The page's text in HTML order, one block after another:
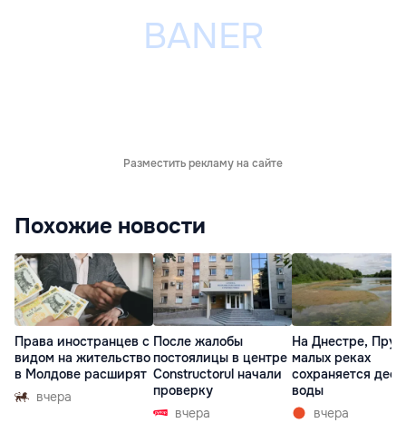
Разместить рекламу на сайте
Похожие новости
Права иностранцев с
видом на жительство
в Молдове расширят
вчера
После жалобы
постоялицы в центре
Constructorul начали
проверку
вчера
На Днестре,
малых реках
сохраняется
воды
вчера